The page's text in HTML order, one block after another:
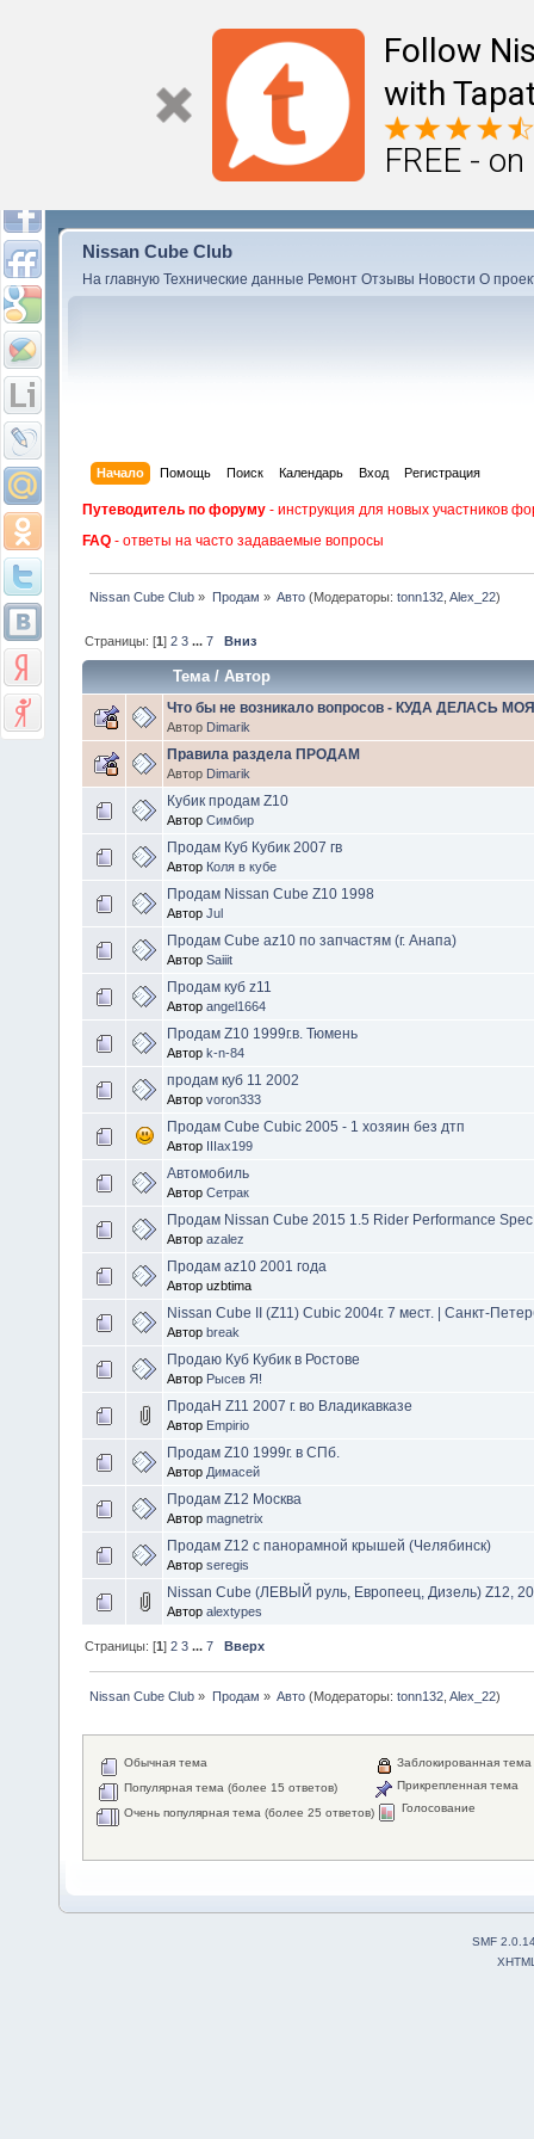
Follow
with
FREE -
Nissan Cube Club
На главную Технические данные Ремонт Отзывы Новости О
Начало Помощь Поиск Календарь Вход Регистрация
Путеводитель по форуму - инструкция для новых участников
FAQ - ответы на часто задаваемые вопросы
Nissan Cube Club » Продам » Авто(Модераторы: tonn132, Alex_22)
Страницы: [1]2 3 ...7 Вниз
Тема/Автор
Что бы не возникало вопросов - КУДА ДЕЛАСЬ
Автор Dimarik
Правила раздела ПРОДАМ
Автор Dimarik
Кубик продам Z10
Автор Симбир
Продам Куб Кубик 2007 гв
Автор Коля в кубе
Продам Nissan Cube Z10 1998
Автор Jul
Продам Cube az10 по запчастям (г. Анапа)
Автор Saiiit
Продам куб z11
Автор angel1664
Продам Z10 1999г.в. Тюмень
Автор k-n-84
продам куб 11 2002
Автор voron333
Продам Cube Cubic 2005 - 1 хозяин без дтп
Автор IIIax199
Автомобиль
Автор Сетрак
Продам Nissan Cube 2015 1.5 Rider Performance Spec
Автор azalez
Продам az10 2001 года
Автор uzbtima
Nissan Cube II (Z11) Cubic 2004г. 7 мест. | Санкт-
Автор break
Продаю Куб Кубик в Ростове
Автор Рысев Я!
ПродаН Z11 2007 г. во Владикавказе
Автор Empirio
Продам Z10 1999г. в СПб.
Автор Димасей
Продам Z12 Москва
Автор magnetrix
Продам Z12 с панорамной крышей (Челябинск)
Автор seregis
Nissan Cube (ЛЕВЫЙ руль, Европеец, Дизель) Z12,
Автор alextypes
Страницы: [1]2 3 ...7 Вверх
Nissan Cube Club » Продам » Авто(Модераторы: tonn132, Alex_22)
Обычная тема
Популярная тема (более 15 ответов)
Очень популярная тема (более 25 ответов)
Заблокированная тема
Прикрепленная тема
Голосование
SMF